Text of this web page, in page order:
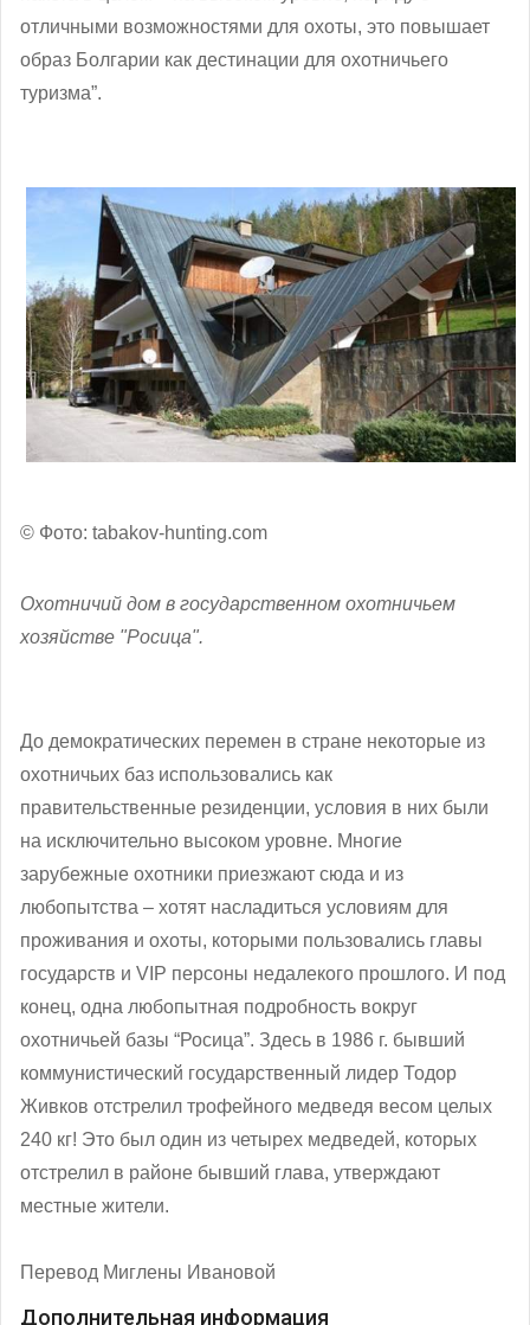
отличными возможностями для охоты, это повышает
образ Болгарии как дестинации для охотничьего
туризма”.
© Фото: tabakov-hunting.com
Охотничий дом в государственном охотничьем
хозяйстве "Росица".
До демократических перемен в стране некоторые из
охотничьих баз использовались как
правительственные резиденции, условия в них были
на исключительно высоком уровне. Многие
зарубежные охотники приезжают сюда и из
любопытства – хотят насладиться условиям для
проживания и охоты, которыми пользовались главы
государств и VIP персоны недалекого прошлого. И под
конец, одна любопытная подробность вокруг
охотничьей базы “Росица”. Здесь в 1986 г. бывший
коммунистический государственный лидер Тодор
Живков отстрелил трофейного медведя весом целых
240 кг! Это был один из четырех медведей, которых
отстрелил в районе бывший глава, утверждают
местные жители.
Перевод Миглены Ивановой
Дополнительная информация